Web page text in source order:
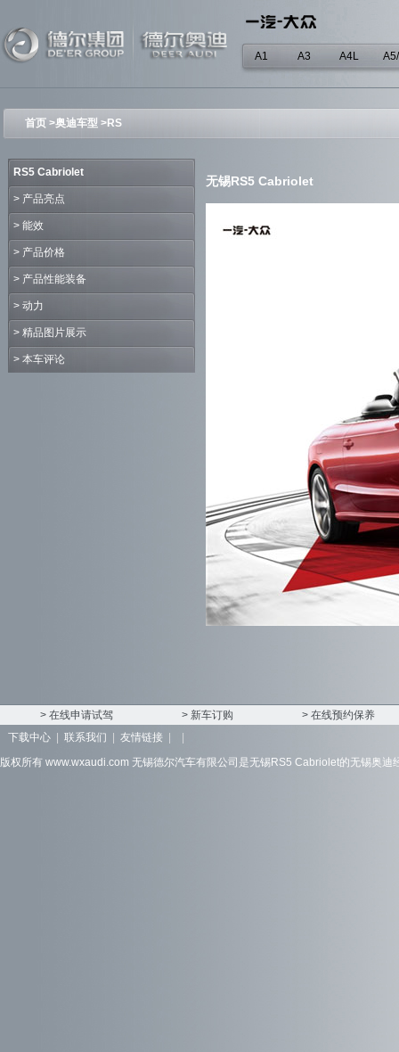
A1 A3 A4L
首页 >奥迪车型 >RS
RS5 Cabriolet
> 产品亮点
> 能效
> 产品价格
> 产品性能装备
> 动力
> 精品图片展示
> 本车评论
无锡RS5 Cabriolet
> 在线申请试驾 > 新车订购
> 在线预约保养
下载中心
联系我们 友情链接
版权所有 www.wxaudi.com 无锡德尔汽车有限公司 是无锡RS5 Cabriolet的无锡奥迪